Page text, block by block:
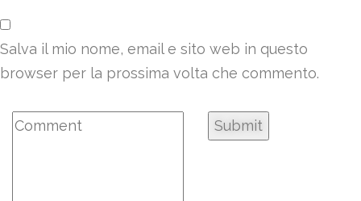
Salva il mio nome, email e sito web in questo
browser per la prossima volta che commento.